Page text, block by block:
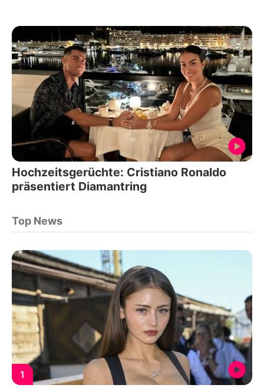
Hochzeitsgerüchte: Cristiano Ronaldo
präsentiert Diamantring
Top News
1